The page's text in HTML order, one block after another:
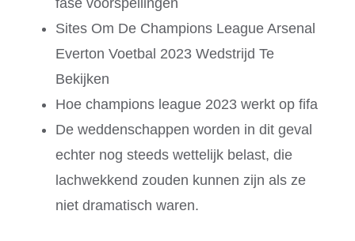
Sites Om De Champions League Arsenal
Everton Voetbal 2023 Wedstrijd Te
Bekijken
Hoe champions league 2023 werkt op fifa
De weddenschappen worden in dit geval
echter nog steeds wettelijk belast, die
lachwekkend zouden kunnen zijn als ze
niet dramatisch waren.